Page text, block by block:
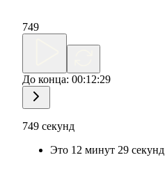
749
До конца: 00:12:29
749 секунд
Это 12 минут 29 секунд